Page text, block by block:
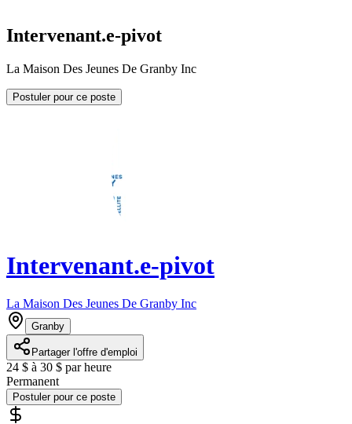
Intervenant.e-pivot
La Maison Des Jeunes De Granby Inc
Postuler pour ce poste
Intervenant.e-pivot
La Maison Des Jeunes De Granby Inc
Granby
Partager l'offre d'emploi
24 $ à 30 $ par heure
Permanent
Postuler pour ce poste